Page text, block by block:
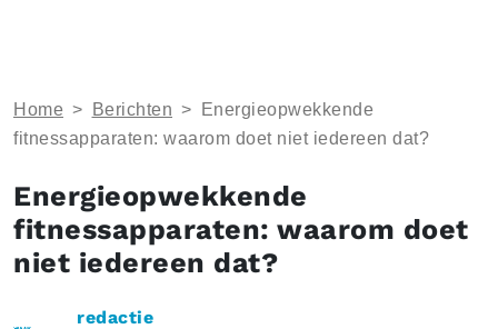
Home > Berichten >
Energieopwekkende
fitnessapparaten: waarom doet niet iedereen dat?
Energieopwekkende
fitnessapparaten: waarom doet
niet iedereen dat?
redactie